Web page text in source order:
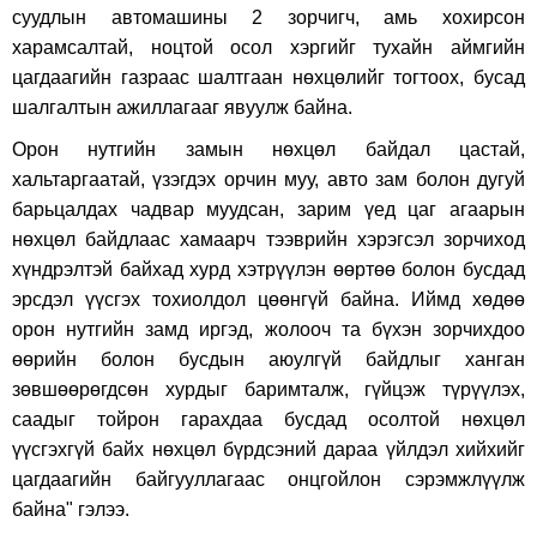
суудлын автомашины 2 зорчигч, амь хохирсон
харамсалтай, ноцтой осол хэргийг тухайн аймгийн
цагдаагийн газраас шалтгаан нөхцөлийг тогтоох, бусад
шалгалтын ажиллагааг явуулж байна.
Орон нутгийн замын нөхцөл байдал цастай,
хальтаргаатай, үзэгдэх орчин муу, авто зам болон дугуй
барьцалдах чадвар муудсан, зарим үед цаг агаарын
нөхцөл байдлаас хамаарч тээврийн хэрэгсэл зорчиход
хүндрэлтэй байхад хурд хэтрүүлэн өөртөө болон бусдад
эрсдэл үүсгэх тохиолдол цөөнгүй байна. Иймд хөдөө
орон нутгийн замд иргэд, жолооч та бүхэн зорчихдоо
өөрийн болон бусдын аюулгүй байдлыг ханган
зөвшөөрөгдсөн хурдыг баримталж, гүйцэж түрүүлэх,
саадыг тойрон гарахдаа бусдад осолтой нөхцөл
үүсгэхгүй байх нөхцөл бүрдсэний дараа үйлдэл хийхийг
цагдаагийн байгууллагаас онцгойлон сэрэмжлүүлж
байна" гэлээ.